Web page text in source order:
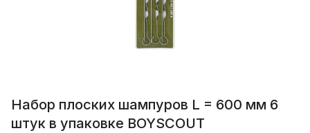
Набор плоских шампуров L = 600 мм 6
штук в упаковке BOYSCOUT